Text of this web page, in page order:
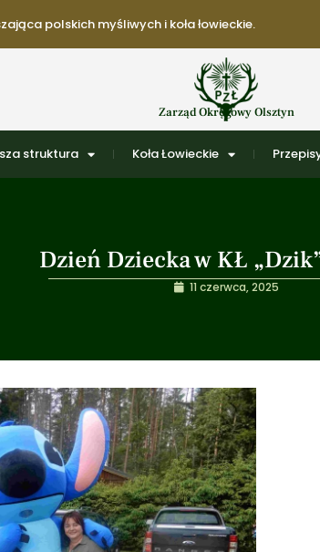
polskich myśliwych i koła łowieckie.
Zarząd Okręgowy Olsztyn
struktura Koła Łowieckie
Dzień Dziecka w KŁ
11 czerwca, 2025